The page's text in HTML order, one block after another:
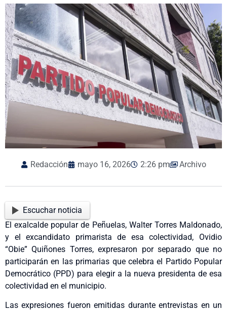
Redacción mayo 16, 2026 2:26 pm Archivo
Escuchar noticia
El exalcalde popular de Peñuelas, Walter Torres Maldonado,
y el excandidato primarista de esa colectividad, Ovidio
“Obie” Quiñones Torres, expresaron por separado que no
participarán en las primarias que celebra el Partido Popular
Democrático (PPD) para elegir a la nueva presidenta de esa
colectividad en el municipio.
Las expresiones fueron emitidas durante entrevistas en un